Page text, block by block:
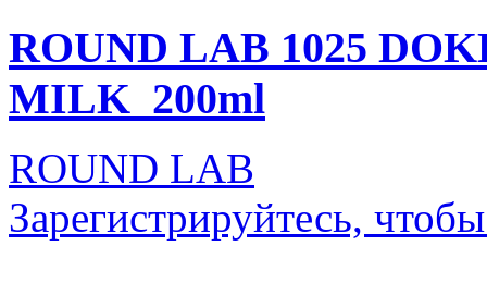
ROUND LAB 1025
MILK_200ml
ROUND LAB
Зарегистрируйтесь,